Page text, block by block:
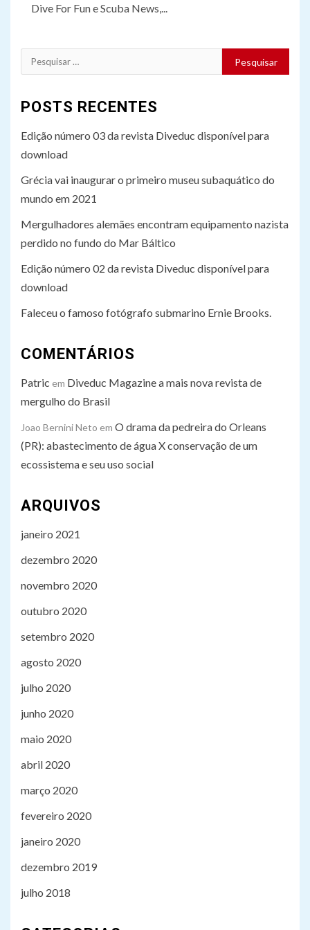
Dive For Fun e Scuba News,...
Pesquisar
por:
POSTS RECENTES
Edição número 03 da revista Diveduc disponível para
download
Grécia vai inaugurar o primeiro museu subaquático do
mundo em 2021
Mergulhadores alemães encontram equipamento nazista
perdido no fundo do Mar Báltico
Edição número 02 da revista Diveduc disponível para
download
Faleceu o famoso fotógrafo submarino Ernie Brooks.
COMENTÁRIOS
Patric em Diveduc Magazine a mais nova revista de
mergulho do Brasil
Joao Bernini Neto em O drama da pedreira do Orleans
(PR): abastecimento de água X conservação de um
ecossistema e seu uso social
ARQUIVOS
janeiro 2021
dezembro 2020
novembro 2020
outubro 2020
setembro 2020
agosto 2020
julho 2020
junho 2020
maio 2020
abril 2020
março 2020
fevereiro 2020
janeiro 2020
dezembro 2019
julho 2018
3 TECH